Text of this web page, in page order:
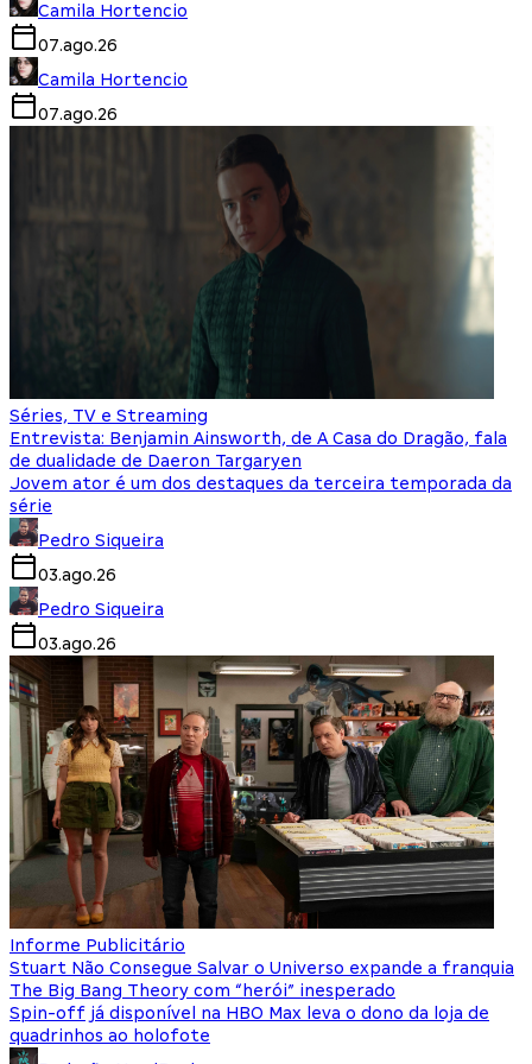
Camila Hortencio
07.ago.26
Camila Hortencio
07.ago.26
Séries, TV e Streaming
Entrevista: Benjamin Ainsworth, de A Casa do Dragão, fala
de dualidade de Daeron Targaryen
Jovem ator é um dos destaques da terceira temporada da
série
Pedro Siqueira
03.ago.26
Pedro Siqueira
03.ago.26
Informe Publicitário
Stuart Não Consegue Salvar o Universo expande a franquia
The Big Bang Theory com “herói” inesperado
Spin-off já disponível na HBO Max leva o dono da loja de
quadrinhos ao holofote